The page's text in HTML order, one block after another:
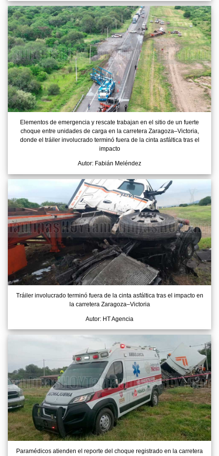
Elementos de emergencia y rescate trabajan en el sitio de un fuerte
choque entre unidades de carga en la carretera Zaragoza–Victoria,
donde el tráiler involucrado terminó fuera de la cinta asfáltica tras el
impacto
Autor: Fabián Meléndez
Tráiler involucrado terminó fuera de la cinta asfáltica tras el impacto en
la carretera Zaragoza–Victoria
Autor: HT Agencia
Paramédicos atienden el reporte del choque registrado en la carretera